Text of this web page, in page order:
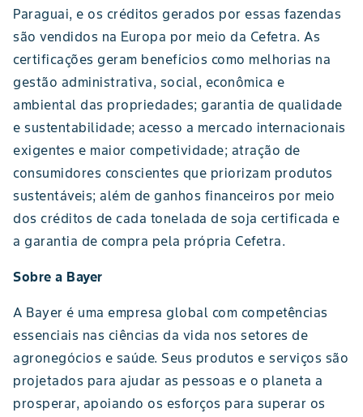
Paraguai, e os créditos gerados por essas fazendas
são vendidos na Europa por meio da Cefetra. As
certificações geram benefícios como melhorias na
gestão administrativa, social, econômica e
ambiental das propriedades; garantia de qualidade
e sustentabilidade; acesso a mercado internacionais
exigentes e maior competividade; atração de
consumidores conscientes que priorizam produtos
sustentáveis; além de ganhos financeiros por meio
dos créditos de cada tonelada de soja certificada e
a garantia de compra pela própria Cefetra.
Sobre a Bayer
A Bayer é uma empresa global com competências
essenciais nas ciências da vida nos setores de
agronegócios e saúde. Seus produtos e serviços são
projetados para ajudar as pessoas e o planeta a
prosperar, apoiando os esforços para superar os